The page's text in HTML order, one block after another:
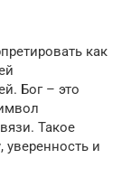
как
Бог – это
Такое
уверенность и